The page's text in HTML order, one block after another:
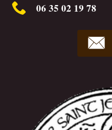
06 35 02 19 78